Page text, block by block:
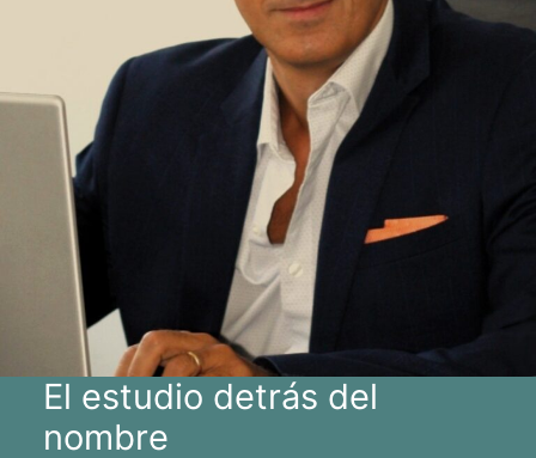
El estudio detrás del
nombre